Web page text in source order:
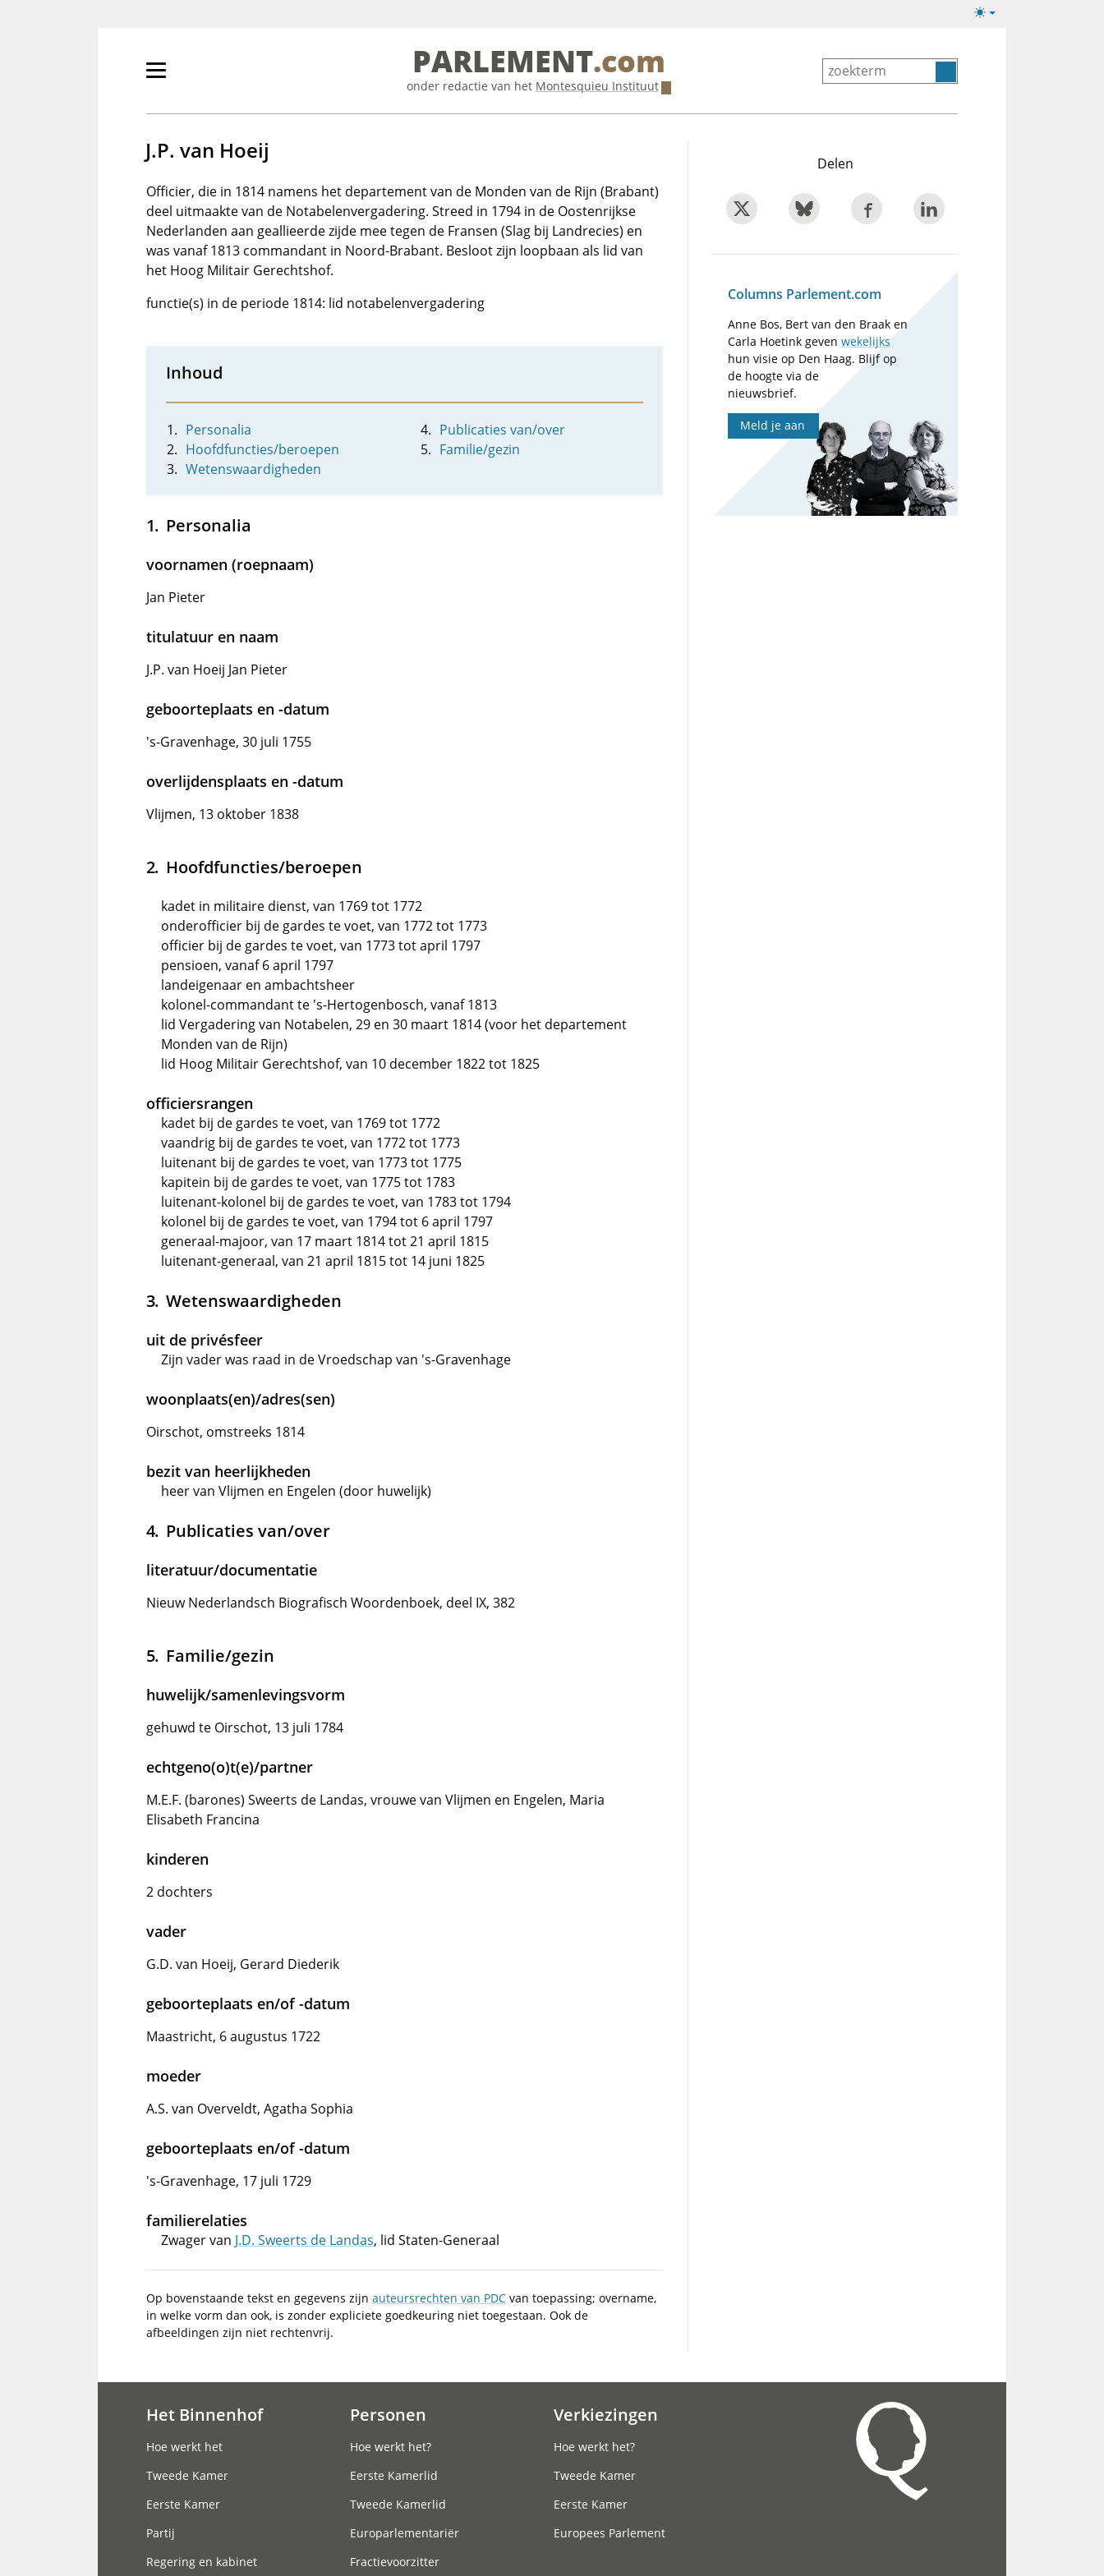
Lichte/donkere
Primair
tonen/verbergen
PARLEMENT.com
onder redactie van het Montesquieu Instituut
J.P. van Hoeij
Officier, die in 1814 namens het departement van de Monden van de Rijn (Brabant)
deel uitmaakte van de Notabelenvergadering. Streed in 1794 in de Oostenrijkse
Nederlanden aan geallieerde zijde mee tegen de Fransen (Slag bij Landrecies) en
was vanaf 1813 commandant in Noord-Brabant. Besloot zijn loopbaan als lid van
het Hoog Militair Gerechtshof.
functie(s) in de periode 1814: lid notabelenvergadering
Inhoud
Personalia
Hoofdfuncties/beroepen
Wetenswaardigheden
Publicaties van/over
Familie/gezin
Personalia
voornamen (roepnaam)
Jan Pieter
titulatuur en naam
J.P. van Hoeij Jan Pieter
geboorteplaats en -datum
's-Gravenhage, 30 juli 1755
overlijdensplaats en -datum
Vlijmen, 13 oktober 1838
Hoofdfuncties/beroepen
kadet in militaire dienst, van 1769 tot 1772
onderofficier bij de gardes te voet, van 1772 tot 1773
officier bij de gardes te voet, van 1773 tot april 1797
pensioen, vanaf 6 april 1797
landeigenaar en ambachtsheer
kolonel-commandant te 's-Hertogenbosch, vanaf 1813
lid Vergadering van Notabelen, 29 en 30 maart 1814 (voor het departement
Monden van de Rijn)
lid Hoog Militair Gerechtshof, van 10 december 1822 tot 1825
officiersrangen
kadet bij de gardes te voet, van 1769 tot 1772
vaandrig bij de gardes te voet, van 1772 tot 1773
luitenant bij de gardes te voet, van 1773 tot 1775
kapitein bij de gardes te voet, van 1775 tot 1783
luitenant-kolonel bij de gardes te voet, van 1783 tot 1794
kolonel bij de gardes te voet, van 1794 tot 6 april 1797
generaal-majoor, van 17 maart 1814 tot 21 april 1815
luitenant-generaal, van 21 april 1815 tot 14 juni 1825
Wetenswaardigheden
uit de privésfeer
Zijn vader was raad in de Vroedschap van 's-Gravenhage
woonplaats(en)/adres(sen)
Oirschot, omstreeks 1814
bezit van heerlijkheden
heer van Vlijmen en Engelen (door huwelijk)
Publicaties van/over
literatuur/documentatie
Nieuw Nederlandsch Biografisch Woordenboek, deel IX, 382
Familie/gezin
huwelijk/samenlevingsvorm
gehuwd te Oirschot, 13 juli 1784
echtgeno(o)t(e)/partner
M.E.F. (barones) Sweerts de Landas, vrouwe van Vlijmen en Engelen, Maria
Elisabeth Francina
kinderen
2 dochters
vader
G.D. van Hoeij, Gerard Diederik
geboorteplaats en/of -datum
Maastricht, 6 augustus 1722
moeder
A.S. van Overveldt, Agatha Sophia
geboorteplaats en/of -datum
's-Gravenhage, 17 juli 1729
familierelaties
Zwager van J.D. Sweerts de Landas, lid Staten-Generaal
Op bovenstaande tekst en gegevens zijn auteursrechten van PDC van toepassing; overname,
in welke vorm dan ook, is zonder expliciete goedkeuring niet toegestaan. Ook de
afbeeldingen zijn niet rechtenvrij.
Delen
Columns Parlement.com
Anne Bos, Bert van den Braak en
Carla Hoetink gevenwekelijks
hun visie op Den Haag. Blijf op
de hoogte via de
nieuwsbrief.
Meld je aan
Het Binnenhof
Hoe werkt het
Tweede Kamer
Eerste Kamer
Partij
Regering en kabinet
Personen
Hoe werkt het?
Eerste Kamerlid
Tweede Kamerlid
Europarlementariër
Fractievoorzitter
Verkiezingen
Hoe werkt het?
Tweede Kamer
Eerste Kamer
Europees Parlement